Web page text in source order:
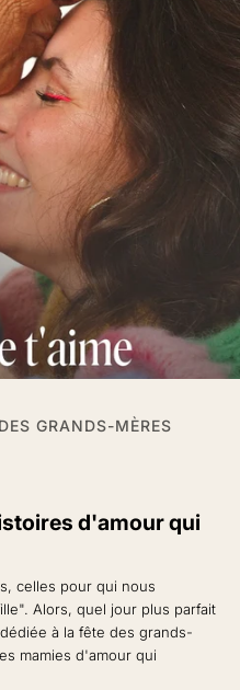
GRANDS-MÈRES
d'amour qui
celles pour qui nous
Alors, quel jour plus parfait
à la fête des grands-
mamies d'amour qui